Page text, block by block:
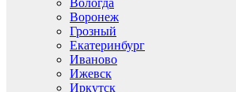
Вологда
Воронеж
Грозный
Екатеринбург
Иваново
Ижевск
Иркутск